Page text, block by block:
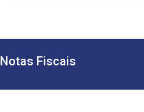
Notas Fiscais